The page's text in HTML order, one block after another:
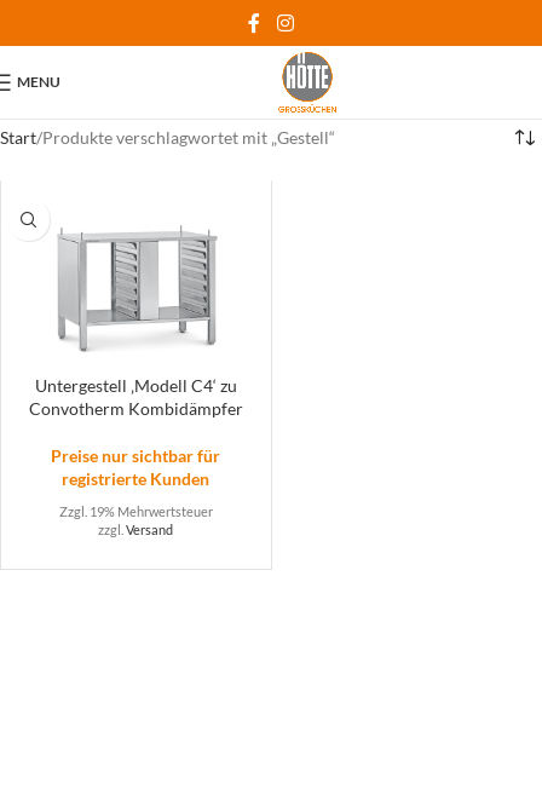
MENU
Start Produkte verschlagwortet mit „Gestell“
Untergestell ‚Modell C4‘ zu
Convotherm Kombidämpfer
Preise nur sichtbar für
registrierte Kunden
Zzgl. 19% Mehrwertsteuer
zzgl.Versand